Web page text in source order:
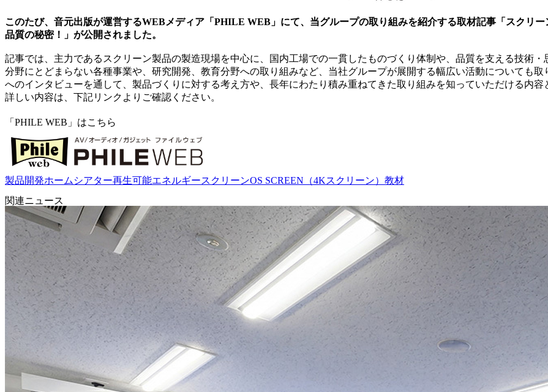
このたび、音元出版が運営するWEBメディア「PHILE WEB」にて、当グループの取り組みを紹介する取材記事「スクリ
品質の秘密！」が公開されました。
記事では、主力であるスクリーン製品の製造現場を中心に、国内工場での一貫したものづくり体制や、品質を支える技術
分野にとどまらない各種事業や、研究開発、教育分野への取り組みなど、当社グループが展開する幅広い活動についても
へのインタビューを通して、製品づくりに対する考え方や、長年にわたり積み重ねてきた取り組みを知っていただける内容
詳しい内容は、下記リンクよりご確認ください。
「PHILE WEB」はこちら
製品開発ホームシアター再生可能エネルギースクリーンOS SCREEN（4Kスクリーン） 教材
関連ニュース